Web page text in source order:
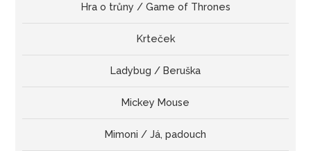
Hra o trůny / Game of Thrones
Krteček
Ladybug / Beruška
Mickey Mouse
Mimoni / Já, padouch